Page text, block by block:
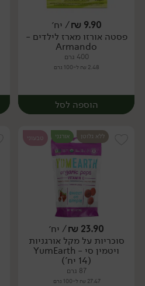
יח׳
9.90
₪/ יח׳
פסטה אורזו מארז לילדים -
Armando
400 גרם
2.48 ₪ ל-100 גרם
הוספה לסל
יח׳
ללא גלוטן אורגני טבעוני
23.90
₪/ יח׳
סוכריות על מקל אורגניות
ויטמין סי - YumEarth
(14 יח')
87 גרם
27.47 ₪ ל-100 גרם